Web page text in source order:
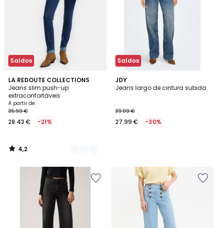
Saldos
LA REDOUTE COLLECTIONS
Jeans slim push-up
extraconfortáveis
A partir de
35.99 €
28.43 € -21%
4,2
/ 5
2
Cores
4,2
/
Saldos
JDY
Jeans largo de cintura subida
39.99 €
27.99 € -30%